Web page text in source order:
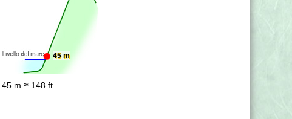
45 m
45 m ≈ 148 ft